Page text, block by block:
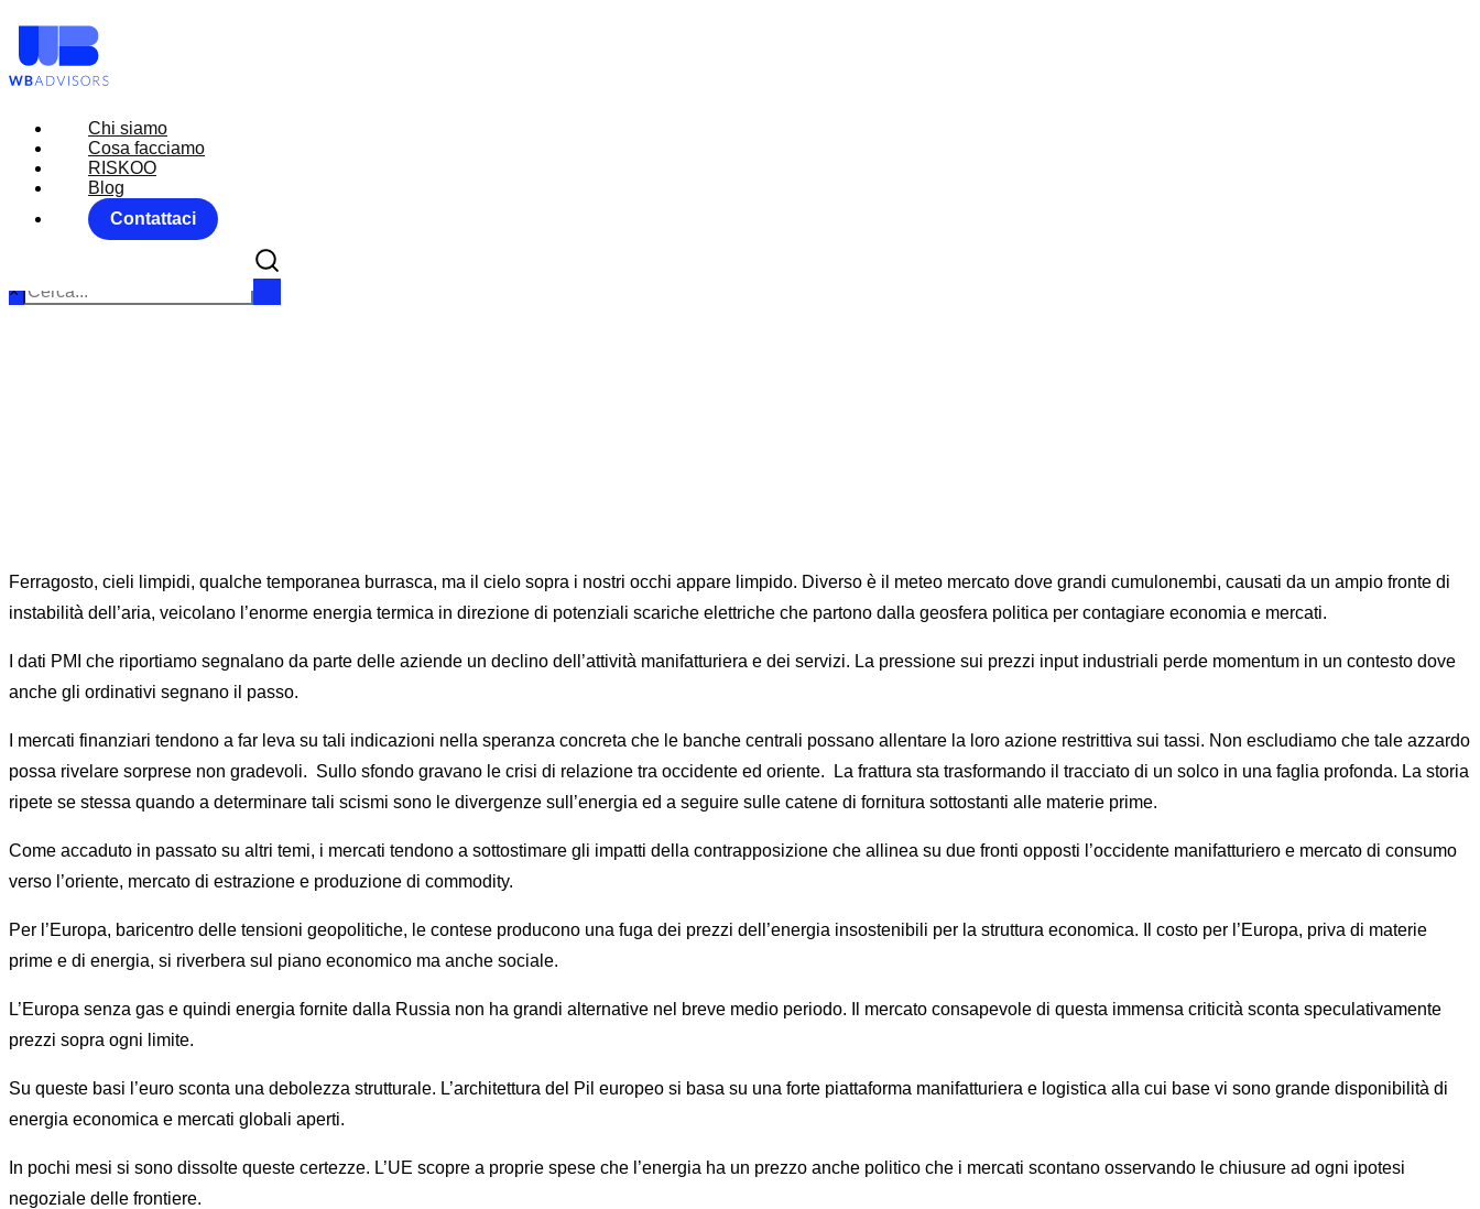
Chi siamo
Cosa facciamo
RISKOO
Blog
Contattaci
Chi siamo
Cosa facciamo
RISKOO
Blog
Contattaci
×
Ferragosto, cieli limpidi, qualche temporanea burrasca, ma il cielo sopra i nostri occhi appare limpido. Diverso è il meteo mercato dove grandi cumulonembi, causati da un ampio fronte di
instabilità dell’aria, veicolano l’enorme energia termica in direzione di potenziali scariche elettriche che partono dalla geosfera politica per contagiare economia e mercati.
I dati PMI che riportiamo segnalano da parte delle aziende un declino dell’attività manifatturiera e dei servizi. La pressione sui prezzi input industriali perde momentum in un contesto dove
anche gli ordinativi segnano il passo.
I mercati finanziari tendono a far leva su tali indicazioni nella speranza concreta che le banche centrali possano allentare la loro azione restrittiva sui tassi. Non escludiamo che tale azzardo
possa rivelare sorprese non gradevoli. Sullo sfondo gravano le crisi di relazione tra occidente ed oriente. La frattura sta trasformando il tracciato di un solco in una faglia profonda. La storia
ripete se stessa quando a determinare tali scismi sono le divergenze sull’energia ed a seguire sulle catene di fornitura sottostanti alle materie prime.
Come accaduto in passato su altri temi, i mercati tendono a sottostimare gli impatti della contrapposizione che allinea su due fronti opposti l’occidente manifatturiero e mercato di consumo
verso l’oriente, mercato di estrazione e produzione di commodity.
Per l’Europa, baricentro delle tensioni geopolitiche, le contese producono una fuga dei prezzi dell’energia insostenibili per la struttura economica. Il costo per l’Europa, priva di materie
prime e di energia, si riverbera sul piano economico ma anche sociale.
L’Europa senza gas e quindi energia fornite dalla Russia non ha grandi alternative nel breve medio periodo. Il mercato consapevole di questa immensa criticità sconta speculativamente
prezzi sopra ogni limite.
Su queste basi l’euro sconta una debolezza strutturale. L’architettura del Pil europeo si basa su una forte piattaforma manifatturiera e logistica alla cui base vi sono grande disponibilità di
energia economica e mercati globali aperti.
In pochi mesi si sono dissolte queste certezze. L’UE scopre a proprie spese che l’energia ha un prezzo anche politico che i mercati scontano osservando le chiusure ad ogni ipotesi
negoziale delle frontiere.